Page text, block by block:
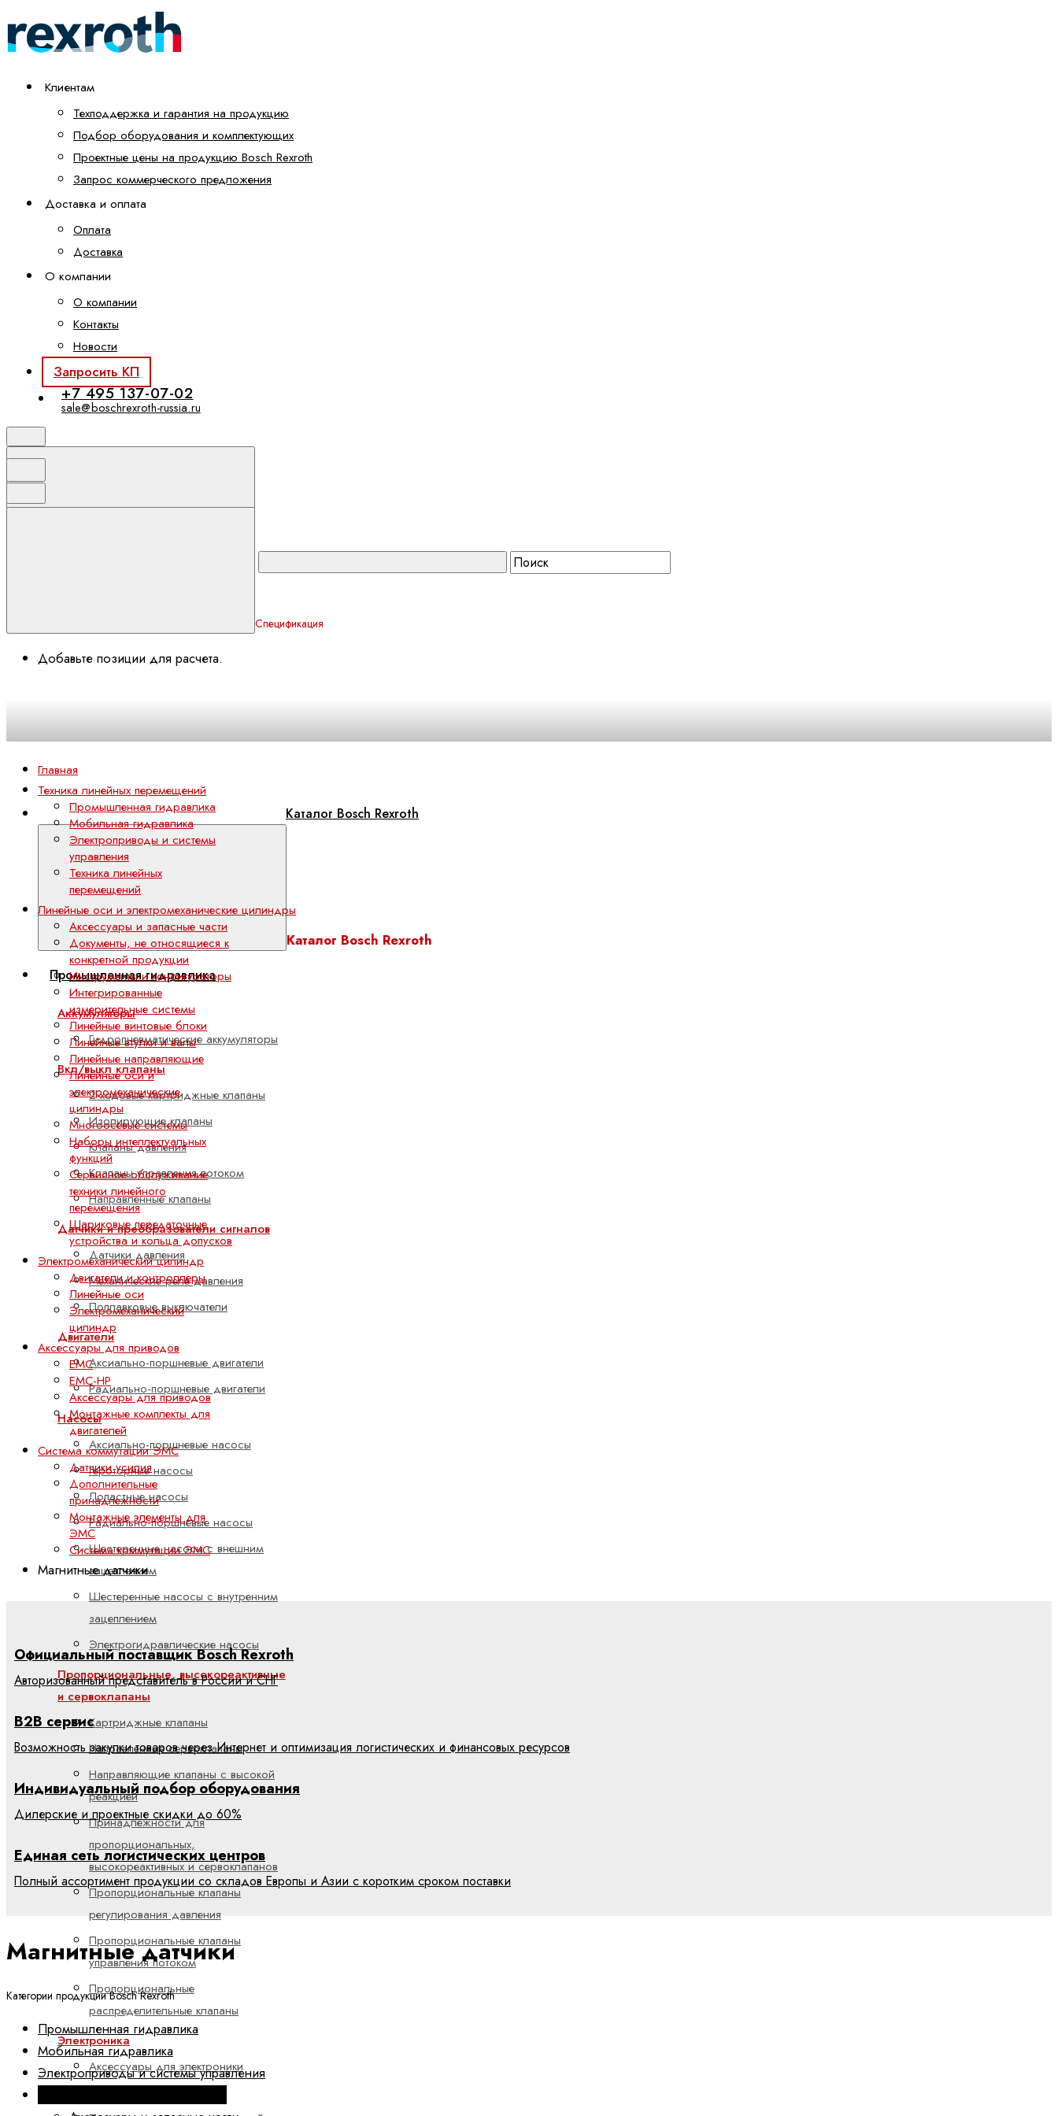
Клиентам
Техподдержка и гарантия на продукцию
Подбор оборудования и комплектующих
Проектные цены на продукцию Bosch Rexroth
Запрос коммерческого предложения
Доставка и оплата
Оплата
Доставка
О компании
О компании
Контакты
Новости
Запросить КП
+7 495 137-07-02
sale@boschrexroth-russia.ru
Спецификация
Добавьте позиции для расчета.
Каталог Bosch Rexroth
Каталог Bosch Rexroth
Промышленная гидравлика
Аккумуляторы
Гидропневматические аккумуляторы
Вкл/выкл клапаны
2-ходовые картриджные клапаны
Изолирующие клапаны
Клапаны давления
Клапаны управления потоком
Направленные клапаны
Датчики и преобразователи сигналов
Датчики давления
Механические реле давления
Поплавковые выключатели
Двигатели
Аксиально-поршневые двигатели
Радиально-поршневые двигатели
Насосы
Аксиально-поршневые насосы
Героторные насосы
Лопастные насосы
Радиально-поршневые насосы
Шестеренные насосы с внешним
зацеплением
Шестеренные насосы с внутренним
зацеплением
Электрогидравлические насосы
Пропорциональные, высокореактивные
и сервоклапаны
Картриджные клапаны
Направленные сервоклапаны
Направляющие клапаны с высокой
реакцией
Принадлежности для
пропорциональных,
высокореактивных и сервоклапанов
Пропорциональные клапаны
регулирования давления
Пропорциональные клапаны
управления потоком
Пропорциональные
распределительные клапаны
Электроника
Аксессуары для электроники
Главная
Техника линейных перемещений
Промышленная гидравлика
Мобильная гидравлика
Электроприводы и системы
управления
Техника линейных
перемещений
Линейные оси и электромеханические цилиндры
Аксессуары и запасные части
Документы, не относящиеся к
конкретной продукции
Инструменты и конфигураторы
Интегрированные
измерительные системы
Линейные винтовые блоки
Линейные втулки и валы
Линейные направляющие
Линейные оси и
электромеханические
цилиндры
Многоосевые системы
Наборы интеллектуальных
функций
Сервисное обслуживание
техники линейного
перемещения
Шариковые передаточные
устройства и кольца допусков
Электромеханический цилиндр
Двигатели и контроллеры
Линейные оси
Электромеханический
цилиндр
Аксессуары для приводов
EMC
EMC-HP
Аксессуары для приводов
Монтажные комплекты для
двигателей
Система коммутации ЭМС
Датчики усилия
Дополнительные
принадлежности
Монтажные элементы для
ЭМС
Система коммутации ЭМС
Магнитные датчики
Официальный поставщик Bosch Rexroth
Авторизованный представитель в России и СНГ
B2B сервис
Возможность закупки товаров через Интернет и оптимизация логистических и финансовых ресурсов
Индивидуальный подбор оборудования
Дилерские и проектные скидки до 60%
Единая сеть логистических центров
Полный ассортимент продукции со складов Европы и Азии с коротким сроком поставки
Магнитные датчики
Категории продукции Bosch Rexroth
Промышленная гидравлика
Мобильная гидравлика
Электроприводы и системы управления